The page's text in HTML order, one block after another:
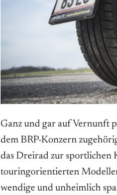
Ganz und gar auf Vernunft
dem BRP-Konzern
das Dreirad zur sportlichen
touringorientierten
wendige und unheimlich